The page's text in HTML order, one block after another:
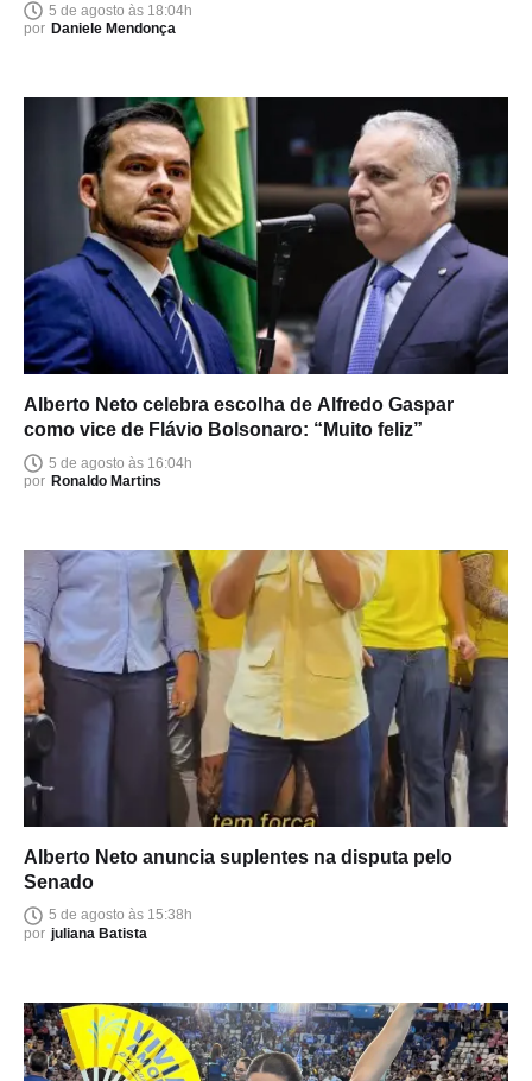
5 de agosto às 18:04h
por Daniele Mendonça
Alberto Neto celebra escolha de Alfredo Gaspar
como vice de Flávio Bolsonaro: “Muito feliz”
5 de agosto às 16:04h
por Ronaldo Martins
Alberto Neto anuncia suplentes na disputa pelo
Senado
5 de agosto às 15:38h
por juliana Batista